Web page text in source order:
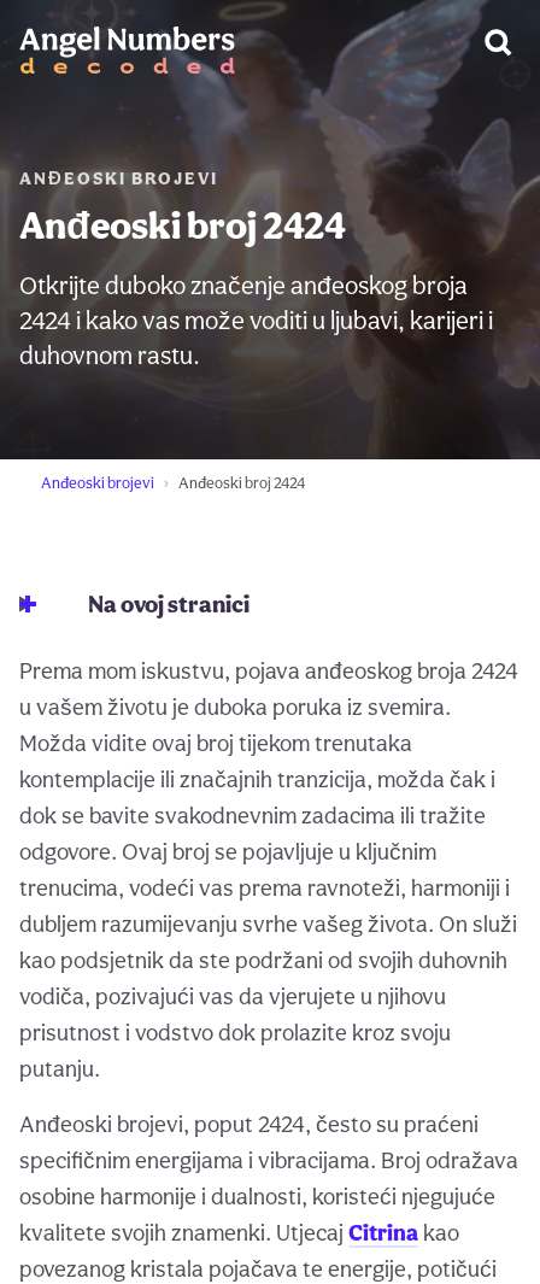
ANĐEOSKI BROJEVI
Anđeoski broj 2424
Otkrijte duboko značenje anđeoskog broja
2424 i kako vas može voditi u ljubavi, karijeri i
duhovnom rastu.
Anđeoski brojevi Anđeoski broj 2424
Na ovoj stranici
Prema mom iskustvu, pojava anđeoskog broja 2424
u vašem životu je duboka poruka iz svemira.
Možda vidite ovaj broj tijekom trenutaka
kontemplacije ili značajnih tranzicija, možda čak i
dok se bavite svakodnevnim zadacima ili tražite
odgovore. Ovaj broj se pojavljuje u ključnim
trenucima, vodeći vas prema ravnoteži, harmoniji i
dubljem razumijevanju svrhe vašeg života. On služi
kao podsjetnik da ste podržani od svojih duhovnih
vodiča, pozivajući vas da vjerujete u njihovu
prisutnost i vodstvo dok prolazite kroz svoju
putanju.
Anđeoski brojevi, poput 2424, često su praćeni
specifičnim energijama i vibracijama. Broj odražava
osobine harmonije i dualnosti, koristeći njegujuće
kvalitete svojih znamenki. Utjecaj Citrina kao
povezanog kristala pojačava te energije, potičući
UPOZORENJE: